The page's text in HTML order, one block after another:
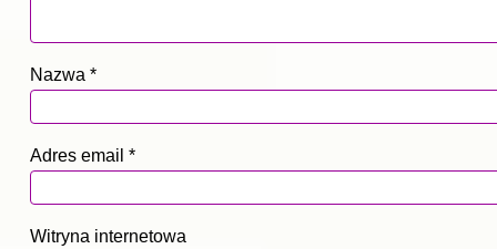
Nazwa *
Adres email *
Witryna internetowa